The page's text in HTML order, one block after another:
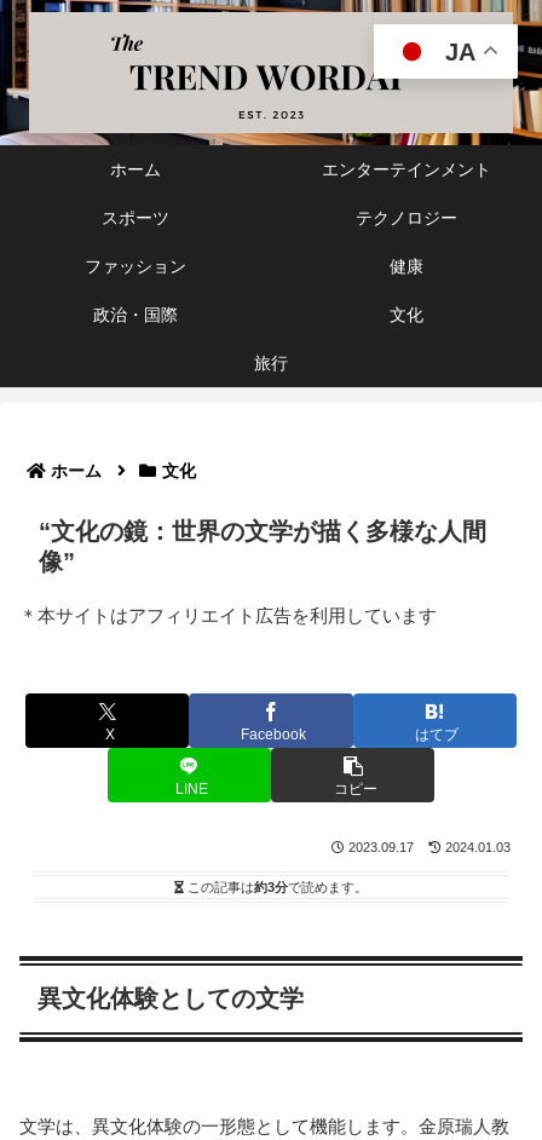
ホーム エンターテインメント
スポーツ テクノロジー
ファッション 健康
政治・国際 文化
旅行
ホーム 文化
“文化の鏡：世界の文学が描く多様な人間
像”
＊本サイトはアフィリエイト広告を利用しています
X Facebook はてブ
LINE コピー
2023.09.17 2024.01.03
この記事は約3分で読めます。
異文化体験としての文学
文学は、異文化体験の一形態として機能します。金原瑞人教
JA